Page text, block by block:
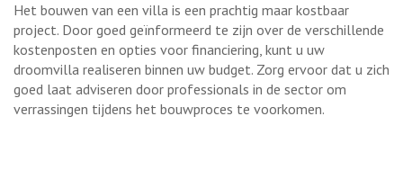
Het bouwen van een villa is een prachtig maar kostbaar
project. Door goed geïnformeerd te zijn over de verschillende
kostenposten en opties voor financiering, kunt u uw
droomvilla realiseren binnen uw budget. Zorg ervoor dat u zich
goed laat adviseren door professionals in de sector om
verrassingen tijdens het bouwproces te voorkomen.